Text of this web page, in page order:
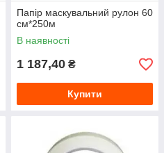
Папір маскувальний рулон 60
см*250м
В наявності
1 187,40 ₴
Купити